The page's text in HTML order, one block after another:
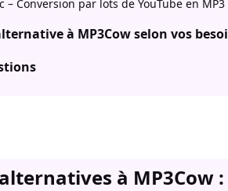
– Conversion par lots de YouTube en MP3
à MP3Cow selon vos
à MP3Cow